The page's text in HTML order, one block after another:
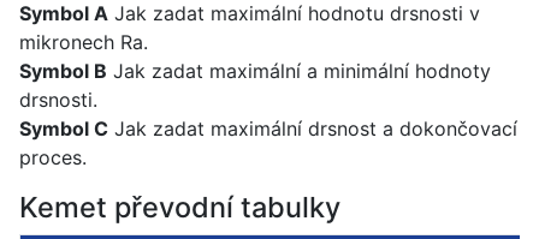
Symbol A Jak zadat maximální hodnotu drsnosti v
mikronech Ra.
Symbol B Jak zadat maximální a minimální hodnoty
drsnosti.
Symbol C Jak zadat maximální drsnost a dokončovací
proces.
Kemet převodní tabulky